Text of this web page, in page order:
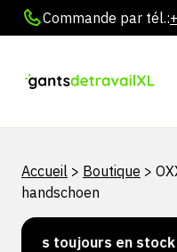
Commande par tél.:
Accueil > Boutique >
handschoen
toujours en stock !